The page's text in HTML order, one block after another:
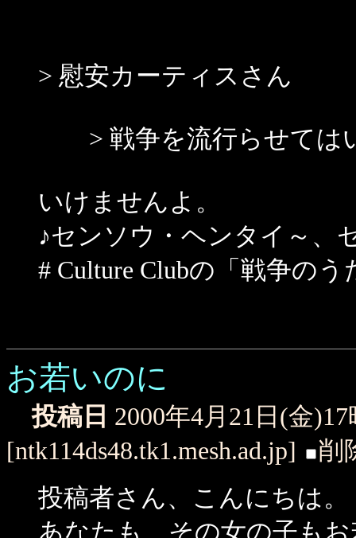
> 慰安カーティスさん
> 戦争を流行らせては
いけませんよ。
♪センソウ・ヘンタイ～、
# Culture Clubの「戦争の
お若いのに
投稿日 2000年4月21日(金
[ntk114ds48.tk1.mesh.ad.jp]
削
投稿者さん、こんにちは。
あなたも、その女の子も